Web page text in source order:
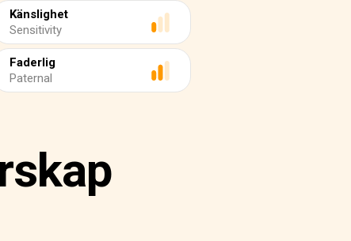
Känslighet
Sensitivity
Faderlig
Paternal